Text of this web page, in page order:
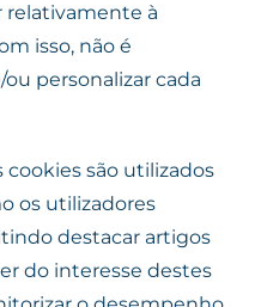
relativamente à
isso, não é
personalizar cada
cookies são utilizados
os utilizadores
destacar artigos
do interesse destes